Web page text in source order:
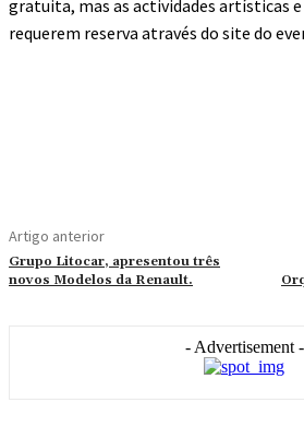
gratuita, mas as actividades artísticas
requerem reserva através do site do
Artigo anterior
Grupo Litocar, apresentou três
novos Modelos da Renault.
- Advertisement -